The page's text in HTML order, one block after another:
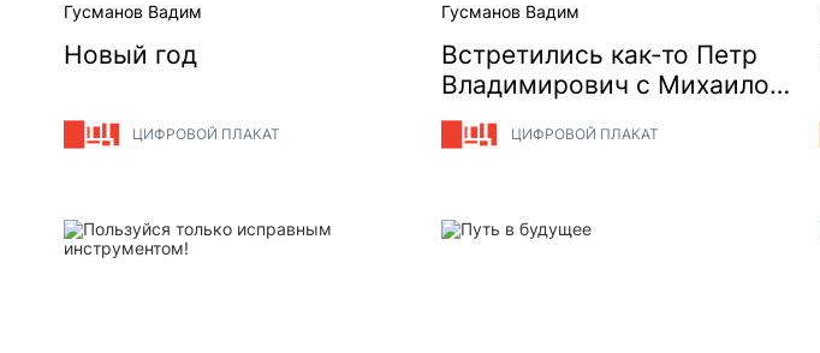
Гусманов Вадим
Новый год
ЦИФРОВОЙ ПЛАКАТ
Гусманов Вадим
Встретились как-то Петр
Владимирович с Михаилом
Тимофеевичем...
ЦИФРОВОЙ ПЛАКАТ
Пользуйся только исправным инструментом!Путь в будущее